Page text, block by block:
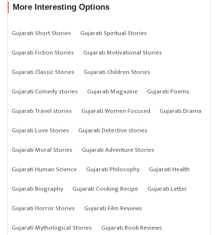
More Interesting Options
Gujarati Short Stories
Gujarati Spiritual Stories
Gujarati Fiction Stories
Gujarati Motivational Stories
Gujarati Classic Stories
Gujarati Children Stories
Gujarati Comedy stories
Gujarati Magazine
Gujarati Poems
Gujarati Travel stories
Gujarati Women Focused
Gujarati Drama
Gujarati Love Stories
Gujarati Detective stories
Gujarati Moral Stories
Gujarati Adventure Stories
Gujarati Human Science
Gujarati Philosophy
Gujarati Health
Gujarati Biography
Gujarati Cooking Recipe
Gujarati Letter
Gujarati Horror Stories
Gujarati Film Reviews
Gujarati Mythological Stories
Gujarati Book Reviews